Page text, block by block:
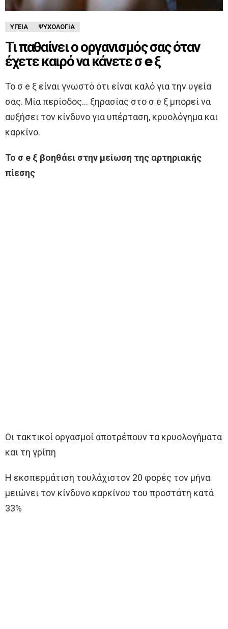
ΥΓΕΊΑ ΨΥΧΟΛΟΓΊΑ
Τι παθαίνει ο οργανισμός σας όταν
έχετε καιρό να κάνετε σ e ξ
Το σ e ξ είναι γνωστό ότι είναι καλό για την υγεία
σας. Μία περίοδος… ξηρασίας στο σ e ξ μπορεί να
αυξήσει τον κίνδυνο για υπέρταση, κρυολόγημα και
καρκίνο.
Το σ e ξ βοηθάει στην μείωση της αρτηριακής
πίεσης
Οι τακτικοί oργασμοί αποτρέπουν τα κρυολογήματα
και τη γρίπη
Η εκσπερμάτιση τουλάχιστον 20 φορές τον μήνα
μειώνει τον κίνδυνο καρκίνου του προστάτη κατά
33%